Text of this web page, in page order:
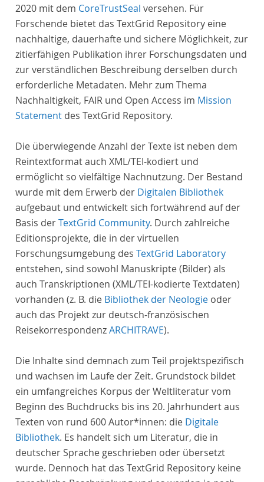
2020 mit dem CoreTrustSeal versehen. Für
Forschende bietet das TextGrid Repository eine
nachhaltige, dauerhafte und sichere Möglichkeit, zur
zitierfähigen Publikation ihrer Forschungsdaten und
zur verständlichen Beschreibung derselben durch
erforderliche Metadaten. Mehr zum Thema
Nachhaltigkeit, FAIR und Open Access im Mission
Statement des TextGrid Repository.
Die überwiegende Anzahl der Texte ist neben dem
Reintextformat auch XML/TEI-kodiert und
ermöglicht so vielfältige Nachnutzung. Der Bestand
wurde mit dem Erwerb der Digitalen Bibliothek
aufgebaut und entwickelt sich fortwährend auf der
Basis derTextGrid Community. Durch zahlreiche
Editionsprojekte, die in der virtuellen
Forschungsumgebung des TextGrid Laboratory
entstehen, sind sowohl Manuskripte (Bilder) als
auch Transkriptionen (XML/TEI-kodierte Textdaten)
vorhanden (z. B. die Bibliothek der Neologie oder
auch das Projekt zur deutsch-französischen
ReisekorrespondenzARCHITRAVE).
Die Inhalte sind demnach zum Teil projektspezifisch
und wachsen im Laufe der Zeit. Grundstock bildet
ein umfangreiches Korpus der Weltliteratur vom
Beginn des Buchdrucks bis ins 20. Jahrhundert aus
Texten von rund 600 Autor*innen: die Digitale
Bibliothek. Es handelt sich um Literatur, die in
deutscher Sprache geschrieben oder übersetzt
wurde. Dennoch hat das TextGrid Repository keine